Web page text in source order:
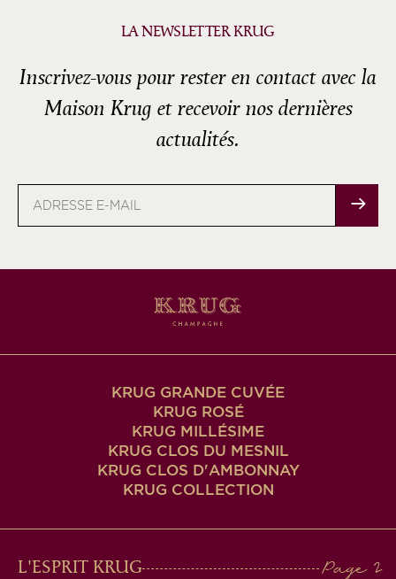
LA NEWSLETTER KRUG
Inscrivez-vous pour rester en contact avec la
Maison Krug et recevoir nos dernières
actualités.
KRUG GRANDE CUVÉE
KRUG ROSÉ
KRUG MILLÉSIME
KRUG CLOS DU MESNIL
KRUG CLOS D'AMBONNAY
KRUG COLLECTION
L'ESPRIT KRUG